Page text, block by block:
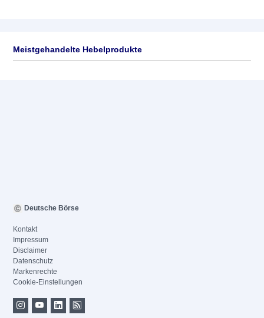
Meistgehandelte Hebelprodukte
Deutsche Börse
Kontakt
Impressum
Disclaimer
Datenschutz
Markenrechte
Cookie-Einstellungen